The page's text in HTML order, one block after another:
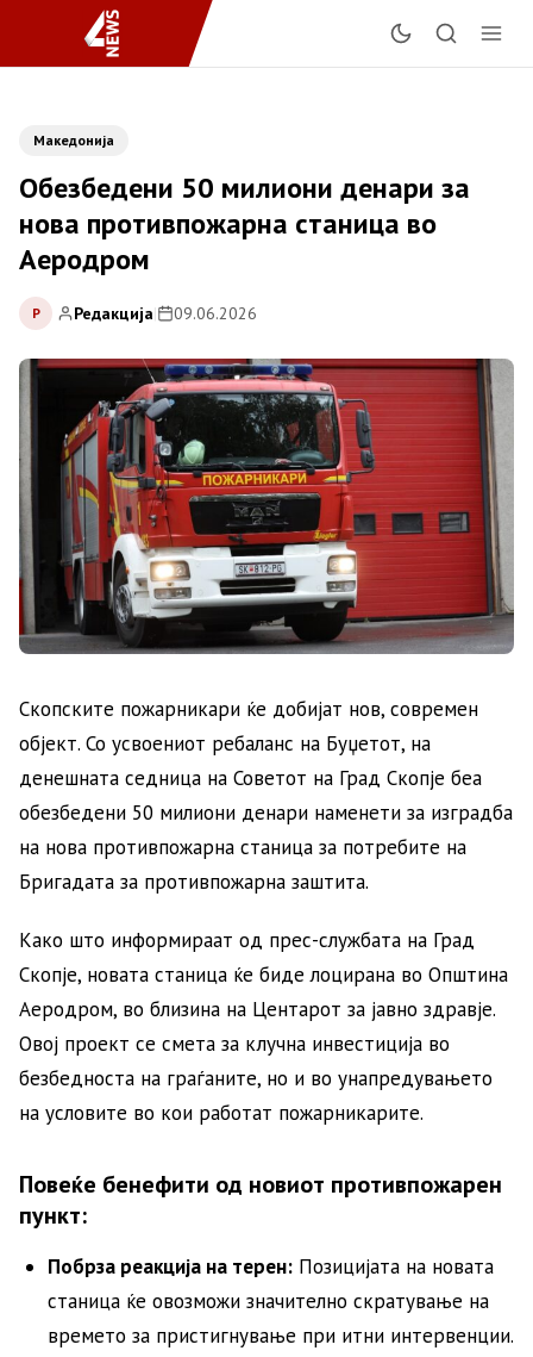
Македонија
Обезбедени 50 милиони денари за
нова противпожарна станица во
Аеродром
Р Редакција| 09.06.2026
Скопските пожарникари ќе добијат нов, современ
објект. Со усвоениот ребаланс на Буџетот, на
денешната седница на Советот на Град Скопје беа
обезбедени 50 милиони денари наменети за изградба
на нова противпожарна станица за потребите на
Бригадата за противпожарна заштита.
Како што информираат од прес-службата на Град
Скопје, новата станица ќе биде лоцирана во Општина
Аеродром, во близина на Центарот за јавно здравје.
Овој проект се смета за клучна инвестиција во
безбедноста на граѓаните, но и во унапредувањето
на условите во кои работат пожарникарите.
Повеќе бенефити од новиот противпожарен
пункт:
Побрза реакција на терен: Позицијата на новата
станица ќе овозможи значително скратување на
времето за пристигнување при итни интервенции.